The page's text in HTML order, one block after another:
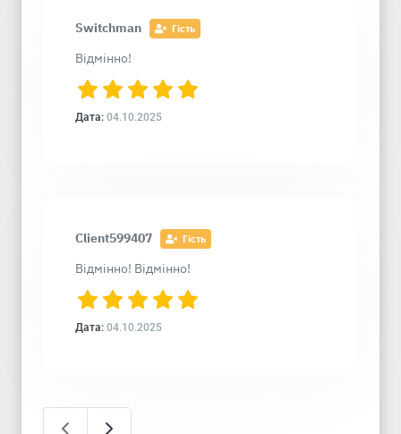
Switchman Гість
Відмінно!
Дата: 04.10.2025
Client599407 Гість
Відмінно! Відмінно!
Дата: 04.10.2025